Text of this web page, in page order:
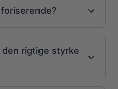
rigtige styrke